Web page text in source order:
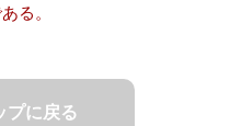
る。
プに戻る